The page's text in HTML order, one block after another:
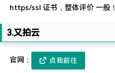
https/ssl 证书，整体评价 一般！
3.又拍云
官网： 点我前往